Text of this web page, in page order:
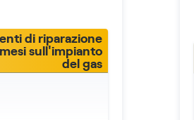
di riparazione
sull'impianto
del gas